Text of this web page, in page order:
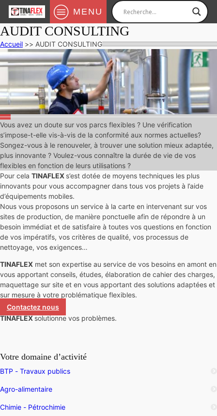
MENU
AUDIT CONSULTING
Accueil >> AUDIT CONSULTING
Vous avez un doute sur vos parcs flexibles ? Une vérification
s’impose-t-elle vis-à-vis de la conformité aux normes actuelles?
Songez-vous à le renouveler, à trouver une solution mieux adaptée,
plus innovante ? Voulez-vous connaître la durée de vie de vos
flexibles en fonction de leurs utilisations ?
Pour cela TINAFLEX s’est dotée de moyens techniques les plus
innovants pour vous accompagner dans tous vos projets à l’aide
d’équipements mobiles.
Nous vous proposons un service à la carte en intervenant sur vos
sites de production, de manière ponctuelle afin de répondre à un
besoin immédiat et de satisfaire à toutes vos questions en fonction
de vos impératifs, vos critères de qualité, vos processus de
nettoyage, vos exigences…
TINAFLEX met son expertise au service de vos besoins en amont en
vous apportant conseils, études, élaboration de cahier des charges,
maquettage sur site et en vous apportant des solutions adaptées et
sur mesure à votre problématique flexibles.
Contactez nous
TINAFLEXsolutionne vos problèmes.
Votre domaine d’activité
BTP - Travaux publics
Agro-alimentaire
Chimie - Pétrochimie